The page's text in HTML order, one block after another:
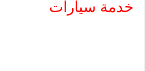
خدمة سيارات